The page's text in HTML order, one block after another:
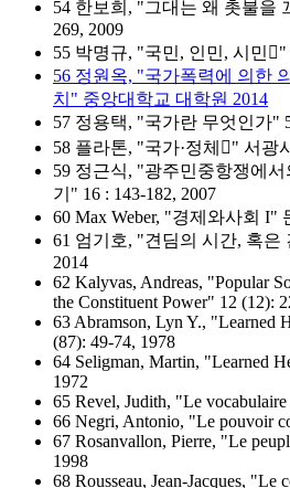
54 한보희, "그대는 왜 촛불을
269, 2009
55 박명규, "국민, 인민, 시민"
56 정원옥, "국가폭력에 의한
치" 중앙대학교 대학원 2014
57 정용택, "국가란 무엇인가"
58 플라톤, "국가·정체" 서광
59 정근식, "광주민중항쟁에
기" 16 : 143-182, 2007
60 Max Weber, "경제와사회 I"
61 엄기호, "견딤의 시간, 혹은
2014
62 Kalyvas, Andreas, "Popular
the Constituent Power" 12 (12):
63 Abramson, Lyn Y., "Learned
(87): 49-74, 1978
64 Seligman, Martin, "Learned
1972
65 Revel, Judith, "Le
66 Negri, Antonio, "Le pouvoir
67 Rosanvallon, Pierre, "Le
1998
68 Rousseau, Jean-Jacques, "Le